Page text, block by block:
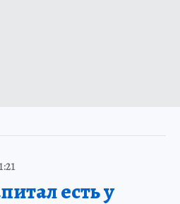
есть у